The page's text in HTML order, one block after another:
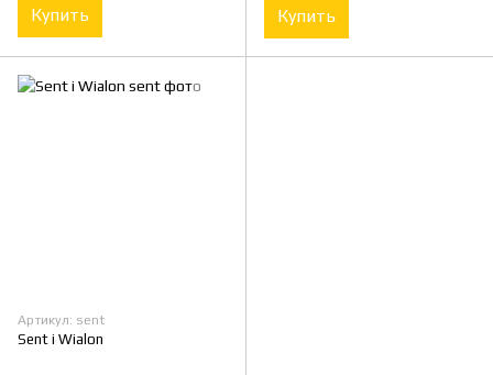
Купить Купить
Артикул: sent
Sent і Wialon